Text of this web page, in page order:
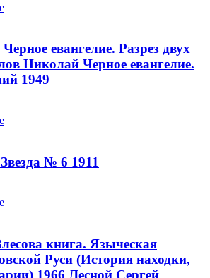
евангелие. Разрез двух
Николай Черное евангелие.
1949
Звезда № 6 1911
книга. Языческая
Руси (История находки,
1966 Лесной Сергей